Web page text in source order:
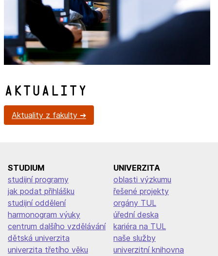
Aktuality
Aktuality z fakulty
STUDIUM
studijní programy
jak podat přihlášku
studijní oddělení
harmonogram výuky
centrum dalšího vzdělávání
dětská univerzita
univerzita třetího věku
UNIVERZITA
oblasti výzkumu
řešené projekty
orgány TUL
úřední deska
kariéra na TUL
naše služby
univerzitní knihovna